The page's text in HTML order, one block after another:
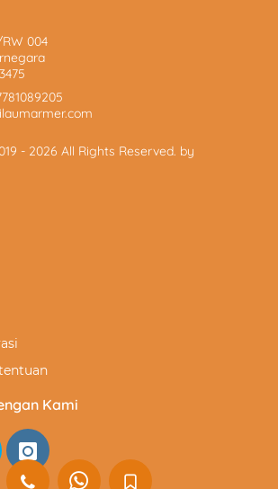
004
- 2026 All Rights Reserved. by
Kami